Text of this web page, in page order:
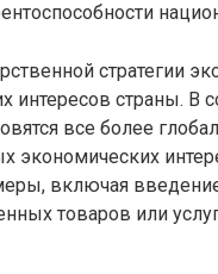
стратегии
интересов страны. В
все более
экономических
включая
товаров или